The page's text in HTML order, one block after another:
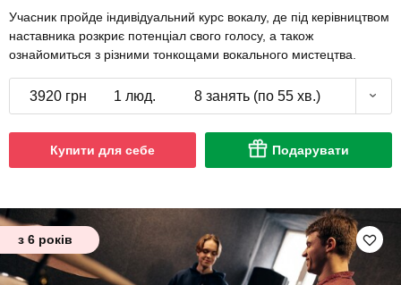
Учасник пройде індивідуальний курс вокалу, де під керівництвом
наставника розкриє потенціал свого голосу, а також
ознайомиться з різними тонкощами вокального мистецтва.
3920 грн 1 люд. 8 занять (по 55 хв.)
Купити для себе Подарувати
з 6 років